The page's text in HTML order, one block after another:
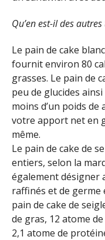
Qu’en est-il des
Le pain de cake
fournit environ 80
grasses. Le pain de
peu de glucides
moins d’un poids de
votre apport net en
même.
Le pain de cake de
entiers, selon la
également désigner
raffinés et de germe
pain de cake de
de gras, 12 atome
2,1 atome de